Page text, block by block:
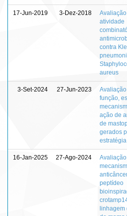
17-Jun-2019 3-Dez-2018
atividade
contra
aureus
3-Set-2024 27-Jun-2023
função,
ação de
de
gerados
16-Jan-2025 27-Ago-2024
peptídeo
linhagem